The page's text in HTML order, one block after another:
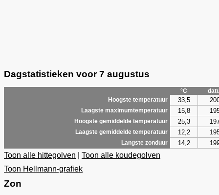
Dagstatistieken voor 7 augustus
°C
Hoogste temperatuur
33,5
Laagste maximumtemperatuur 15,8
Hoogste gemiddelde temperatuur 25,3
Laagste gemiddelde temperatuur 12,2
Langste zonduur 14,2
Toon alle hittegolven
Toon alle koudegolven
Toon Hellmann-grafiek
Zon